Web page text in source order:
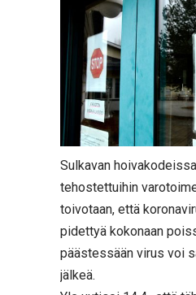
Sulkavan
tehostettuihin
toivotaan, että
pidettyä kokonaan
päästessään virus voi
jälkeä.